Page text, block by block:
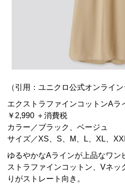
（引用：ユニクロ公式オンライン
エクストラファインコットンAラ
￥2,990 ＋消費税
カラー／ブラック、ベージュ
サイズ／XS、S、M、L、XL、
ゆるやかなAラインが上品なワン
ストラファインコットン、Vネッ
りがストレート向き。